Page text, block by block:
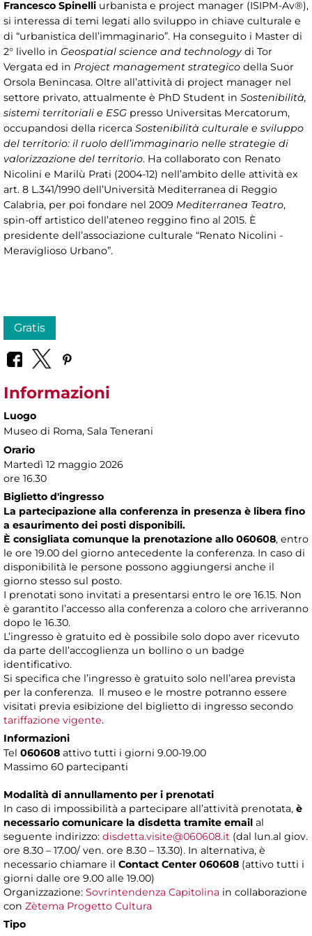
Francesco Spinelli urbanista e project manager (ISIPM-Av®),
si interessa di temi legati allo sviluppo in chiave culturale e
di “urbanistica dell’immaginario”. Ha conseguito i Master di
2° livello in Geospatial science and technologydi Tor
Vergata ed in Project management strategico della Suor
Orsola Benincasa. Oltre all’attività di project manager nel
settore privato, attualmente è PhD Student in Sostenibilità,
sistemi territoriali e ESG presso Universitas Mercatorum,
occupandosi della ricerca Sostenibilità culturale e sviluppo
del territorio: il ruolo dell’immaginario nelle strategie di
valorizzazione del territorio. Ha collaborato con Renato
Nicolini e Marilù Prati (2004-12) nell’ambito delle attività ex
art. 8 L.341/1990 dell’Università Mediterranea di Reggio
Calabria, per poi fondare nel 2009 Mediterranea Teatro,
spin-off artistico dell’ateneo reggino fino al 2015. È
presidente dell’associazione culturale “Renato Nicolini -
Meraviglioso Urbano”.
Gratis
Informazioni
Luogo
Museo di Roma, Sala Tenerani
Orario
Martedì 12 maggio 2026
ore 16.30
Biglietto d'ingresso
La partecipazione alla conferenza in presenza è libera fino
a esaurimento dei posti disponibili.
È consigliata comunque la prenotazione allo 060608, entro
le ore 19.00 del giorno antecedente la conferenza. In caso di
disponibilità le persone possono aggiungersi anche il
giorno stesso sul posto.
I prenotati sono invitati a presentarsi entro le ore 16.15. Non
è garantito l’accesso alla conferenza a coloro che arriveranno
dopo le 16.30.
L’ingresso è gratuito ed è possibile solo dopo aver ricevuto
da parte dell’accoglienza un bollino o un badge
identificativo.
Si specifica che l’ingresso è gratuito solo nell’area prevista
per la conferenza. Il museo e le mostre potranno essere
visitati previa esibizione del biglietto di ingresso secondo
tariffazione vigente.
Informazioni
Tel 060608 attivo tutti i giorni 9.00-19.00
Massimo 60 partecipanti
Modalità di annullamento per i prenotati
In caso di impossibilità a partecipare all’attività prenotata, è
necessario comunicare la disdetta tramite email al
seguente indirizzo: disdetta.visite@060608.it (dal lun.al giov.
ore 8.30 – 17.00/ ven. ore 8.30 – 13.30). In alternativa, è
necessario chiamare il Contact Center 060608 (attivo tutti i
giorni dalle ore 9.00 alle 19.00)
Organizzazione: Sovrintendenza Capitolina in collaborazione
con Zètema Progetto Cultura
Tipo